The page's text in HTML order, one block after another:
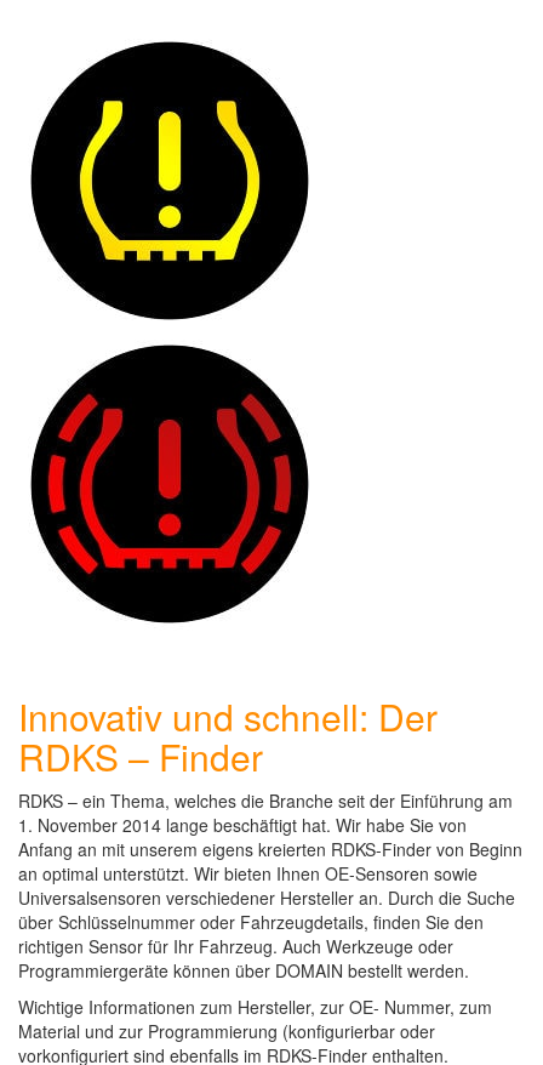
Innovativ und schnell: Der
RDKS – Finder
RDKS – ein Thema, welches die Branche seit der Einführung am
1. November 2014 lange beschäftigt hat. Wir habe Sie von
Anfang an mit unserem eigens kreierten RDKS-Finder von Beginn
an optimal unterstützt. Wir bieten Ihnen OE-Sensoren sowie
Universalsensoren verschiedener Hersteller an. Durch die Suche
über Schlüsselnummer oder Fahrzeugdetails, finden Sie den
richtigen Sensor für Ihr Fahrzeug. Auch Werkzeuge oder
Programmiergeräte können über DOMAIN bestellt werden.
Wichtige Informationen zum Hersteller, zur OE- Nummer, zum
Material und zur Programmierung (konfigurierbar oder
vorkonfiguriert sind ebenfalls im RDKS-Finder enthalten.